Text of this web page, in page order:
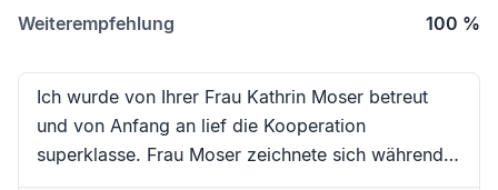
Weiterempfehlung
100 %
Ich wurde von Ihrer Frau Kathrin Moser betreut
und von Anfang an lief die Kooperation
superklasse. Frau Moser zeichnete sich während
der Begleitung durch hervorragende Kompetenz,